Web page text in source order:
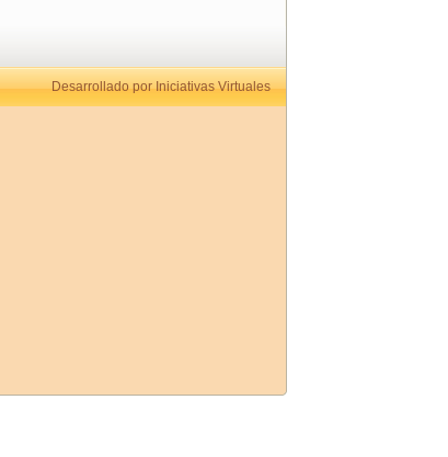
Desarrollado por Iniciativas Virtuales